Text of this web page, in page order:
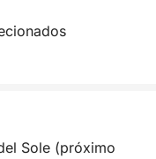
Sole (próximo